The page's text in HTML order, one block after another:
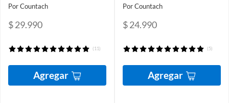
Por Countach
$ 29.990
(11)
Agregar
Por Countach
$ 24.990
(5)
Agregar